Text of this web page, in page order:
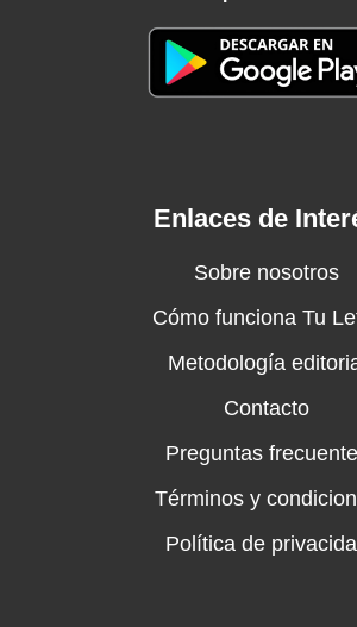
Enlaces de
Sobre nosotros
Cómo funciona Tu
Metodología
Contacto
Preguntas
Términos y
Política de